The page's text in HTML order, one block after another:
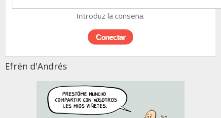
Introduz la conseña.
Efrén d'Andrés